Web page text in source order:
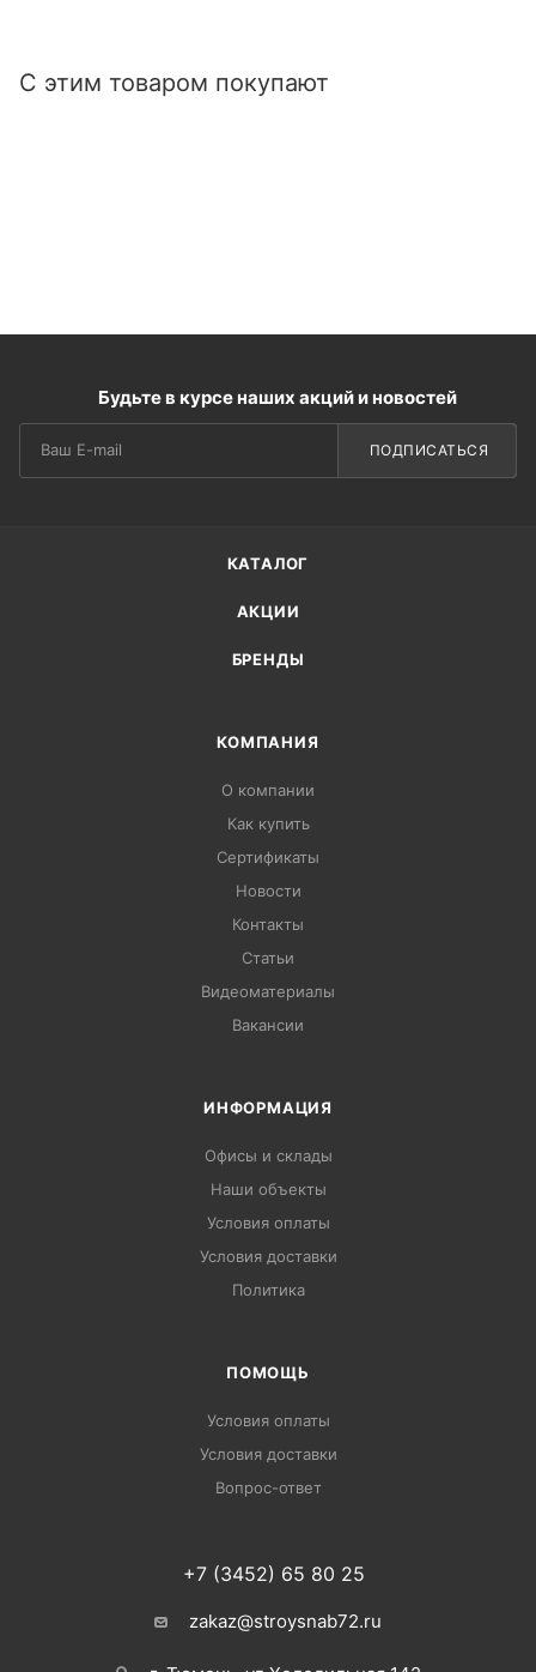
С этим товаром покупают
Будьте в курсе наших акций и новостей
ПОДПИСАТЬСЯ
КАТАЛОГ
АКЦИИ
БРЕНДЫ
КОМПАНИЯ
О компании
Как купить
Сертификаты
Новости
Контакты
Статьи
Видеоматериалы
Вакансии
ИНФОРМАЦИЯ
Офисы и склады
Наши объекты
Условия оплаты
Условия доставки
Политика
ПОМОЩЬ
Условия оплаты
Условия доставки
Вопрос-ответ
+7 (3452) 65 80 25
zakaz@stroysnab72.ru